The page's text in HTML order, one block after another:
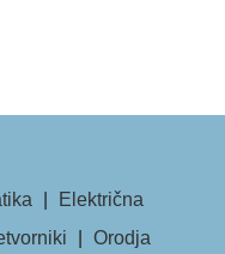
Električna
Orodja